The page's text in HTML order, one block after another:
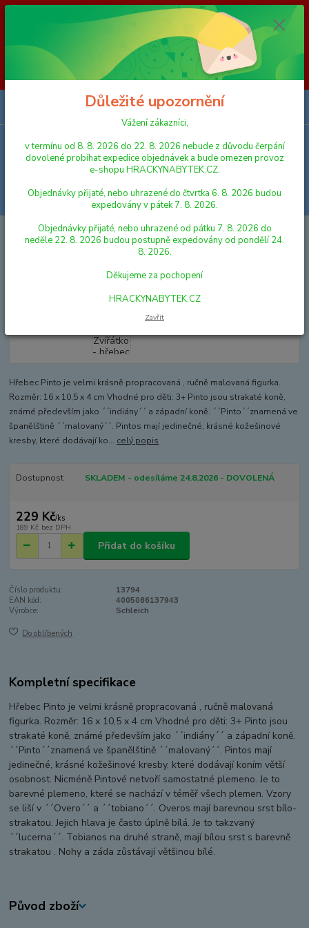
Vážení zákazníci, v termínu od 8. 8. 2026 do 23. 8. 2026 nebude z
důvodu čerpání dovolené probíhat expedice objednávek a bude omezen
provoz e-shopu HRACKYNABYTEK.CZ. Objednávky přijaté, nebo
uhrazené do čtvrtka 6. 8. 2026 budou expedovány v pátek 7. 8. 2026.
Objednávky přijaté, nebo uhrazené od pátku 7. 8. 2026 do neděle 23. 8.
2026 budou postupně expedovány od pondělí 24. 8. 2026. Děkujeme za
pochopení HRACKYNABYTEK.CZ
Menu
Hledat
FIGURKY A ZVÍŘÁTKA Schleich Zvířátko - hřebec Pinto
Schleich Zvířátko - hřebec Pinto
Hřebec Pinto je velmi krásně propracovaná , ručně malovaná figurka.
Rozměr: 16 x 10,5 x 4 cm Vhodné pro děti: 3+ Pinto jsou strakaté koně,
známé především jako ´´indiány´´ a západní koně. ´´Pinto´´znamená ve
španělštině ´´malovaný´´. Pintos mají jedinečné, krásné kožešinové
kresby, které dodávají ko... celý popis
Dostupnost SKLADEM - odesíláme 24.8.2026 - DOVOLENÁ
229 Kč/ks
189 Kč bez DPH
Přidat do košíku
Číslo produktu:
13794
EAN kód:
4005086137943
Výrobce:
Schleich
Do oblíbených
Kompletní specifikace
Hřebec Pinto je velmi krásně propracovaná , ručně malovaná
figurka. Rozměr: 16 x 10,5 x 4 cm Vhodné pro děti: 3+ Pinto jsou
strakaté koně, známé především jako ´´indiány´´ a západní koně.
´´Pinto´´znamená ve španělštině ´´malovaný´´. Pintos mají
jedinečné, krásné kožešinové kresby, které dodávají koním větší
osobnost. Nicméně Pintové netvoří samostatné plemeno. Je to
barevné plemeno, které se nachází v téměř všech plemen. Vzory
se liší v ´´Overo´´ a ´´tobiano´´. Overos mají barevnou srst bílo-
strakatou. Jejich hlava je často úplně bílá. Je to takzvaný
´´lucerna´´. Tobianos na druhé straně, mají bílou srst s barevně
strakatou . Nohy a záda zůstávají většinou bílé.
Původ zboží
Důležité upozornění
Vážení zákazníci,
v termínu od 8. 8. 2026 do 22. 8. 2026 nebude z důvodu čerpání
dovolené probíhat expedice objednávek a bude omezen provoz
e-shopu HRACKYNABYTEK.CZ.
Objednávky přijaté, nebo uhrazené do čtvrtka 6. 8. 2026 budou
expedovány v pátek 7. 8. 2026.
Objednávky přijaté, nebo uhrazené od pátku 7. 8. 2026 do
neděle 22. 8. 2026 budou postupně expedovány od pondělí 24.
8. 2026.
Děkujeme za pochopení
HRACKYNABYTEK.CZ
Zavřít